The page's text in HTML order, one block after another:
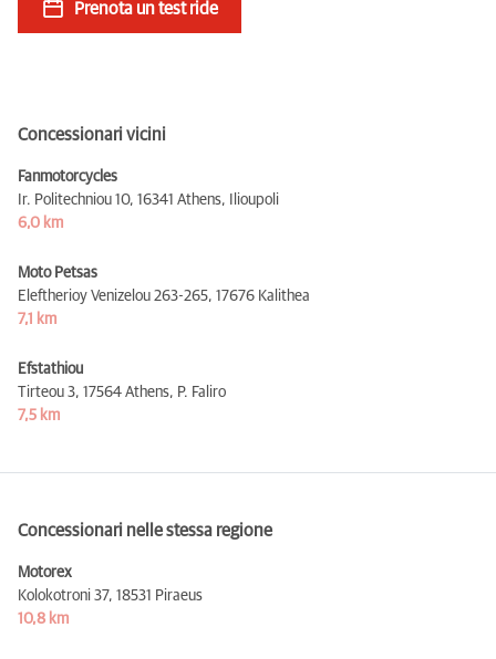
Prenota un test ride
Concessionari vicini
Fanmotorcycles
Ir. Politechniou 10, 16341 Athens, Ilioupoli
6,0 km
Moto Petsas
Eleftherioy Venizelou 263-265, 17676 Kalithea
7,1 km
Efstathiou
Tirteou 3, 17564 Athens, P. Faliro
7,5 km
Concessionari nelle stessa regione
Motorex
Kolokotroni 37, 18531 Piraeus
10,8 km